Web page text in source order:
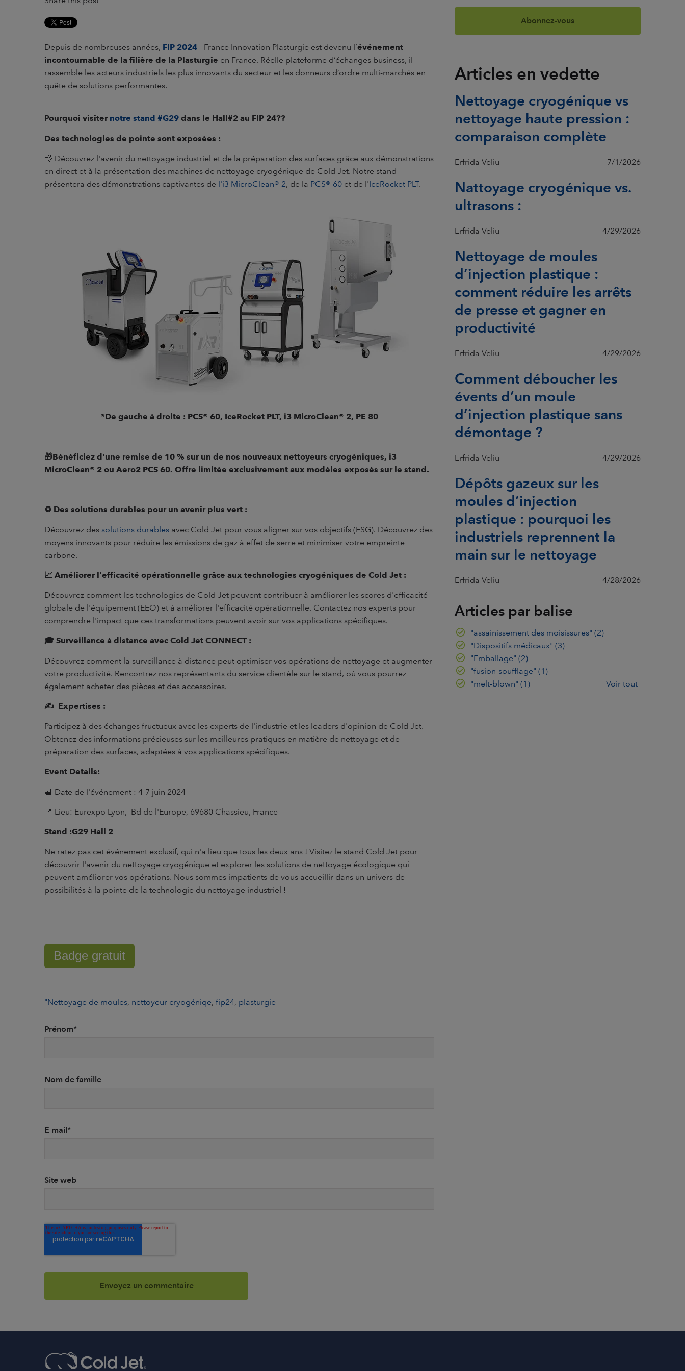
Depuis de nombreuses années, FIP 2024 - France Innovation Plasturgie est devenu l’événement
incontournable de la filière de la Plasturgie en France. Réelle plateforme d’échanges business, il
rassemble les acteurs industriels les plus innovants du secteur et les donneurs d’ordre multi-marchés en
quête de solutions performantes.
Pourquoi visiter notre stand #G29 dans le Hall#2 au FIP 24??
Des technologies de pointe sont exposées :
💨 Découvrez l'avenir du nettoyage industriel et de la préparation des surfaces grâce aux démonstrations
en direct et à la présentation des machines de nettoyage cryogénique de Cold Jet. Notre stand
présentera des démonstrations captivantes de l'i3 MicroClean® 2, de la PCS® 60 et de l'IceRocket PLT.
*De gauche à droite : PCS® 60, IceRocket PLT, i3 MicroClean® 2, PE 80
🎁Bénéficiez d'une remise de 10 % sur un de nos nouveaux nettoyeurs cryogéniques, i3
MicroClean® 2 ou Aero2 PCS 60. Offre limitée exclusivement aux modèles exposés sur le stand.
♻️ Des solutions durables pour un avenir plus vert :
Découvrez des solutions durables avec Cold Jet pour vous aligner sur vos objectifs (ESG). Découvrez des
moyens innovants pour réduire les émissions de gaz à effet de serre et minimiser votre empreinte
carbone.
📈 Améliorer l'efficacité opérationnelle grâce aux technologies cryogéniques de Cold Jet :
Découvrez comment les technologies de Cold Jet peuvent contribuer à améliorer les scores d'efficacité
globale de l'équipement (EEO) et à améliorer l'efficacité opérationnelle. Contactez nos experts pour
comprendre l'impact que ces transformations peuvent avoir sur vos applications spécifiques.
🎓 Surveillance à distance avec Cold Jet CONNECT :
Découvrez comment la surveillance à distance peut optimiser vos opérations de nettoyage et augmenter
votre productivité. Rencontrez nos représentants du service clientèle sur le stand, où vous pourrez
également acheter des pièces et des accessoires.
✍️ Expertises :
Participez à des échanges fructueux avec les experts de l'industrie et les leaders d'opinion de Cold Jet.
Obtenez des informations précieuses sur les meilleures pratiques en matière de nettoyage et de
préparation des surfaces, adaptées à vos applications spécifiques.
Event Details:
📆 Date de l'événement : 4-7 juin 2024
📍 Lieu: Eurexpo Lyon, Bd de l'Europe, 69680 Chassieu, France
Stand :G29 Hall 2
Ne ratez pas cet événement exclusif, qui n'a lieu que tous les deux ans ! Visitez le stand Cold Jet pour
découvrir l'avenir du nettoyage cryogénique et explorer les solutions de nettoyage écologique qui
peuvent améliorer vos opérations. Nous sommes impatients de vous accueillir dans un univers de
possibilités à la pointe de la technologie du nettoyage industriel !
Badge gratuit
"Nettoyage de moules, nettoyeur cryogéniqe, fip24, plasturgie
Prénom*
Nom de famille
E mail*
Site web
Articles en vedette
Nettoyage cryogénique vs
nettoyage haute pression :
comparaison complète
Erfrida Veliu 7/1/2026
Nattoyage cryogénique vs.
ultrasons :
Erfrida Veliu 4/29/2026
Nettoyage de moules
d’injection plastique :
comment réduire les arrêts
de presse et gagner en
productivité
Erfrida Veliu 4/29/2026
Comment déboucher les
évents d’un moule
d’injection plastique sans
démontage ?
Erfrida Veliu 4/29/2026
Dépôts gazeux sur les
moules d’injection
plastique : pourquoi les
industriels reprennent la
main sur le nettoyage
Erfrida Veliu 4/28/2026
Articles par balise
"assainissement des moisissures" (2)
"Dispositifs médicaux" (3)
"Emballage" (2)
"fusion-soufflage" (1)
"melt-blown" (1) Voir tout